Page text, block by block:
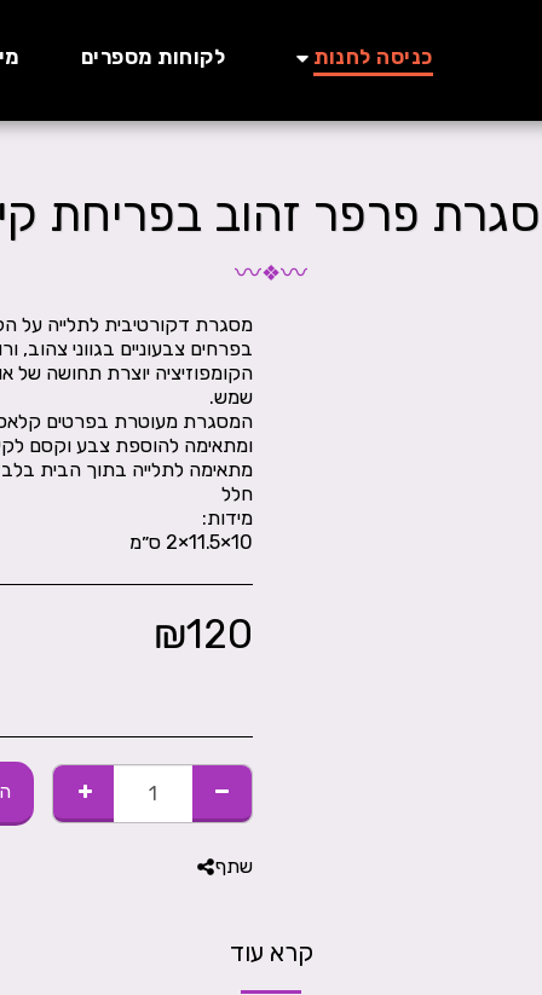
כניסה לחנות לקוחות מספרים
פרפר זהוב בפריחת
〰
❖
〰
מסגרת דקורטיבית לתלייה על
הקומפוזיציה יוצרת תחושה של
המסגרת מעוטרת בפרטים
מתאימה לתלייה בתוך הבית
10×11.5×2 ס״מ
₪120
שתף
קרא עוד